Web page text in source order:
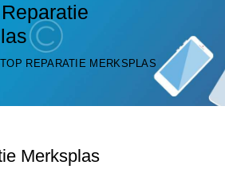
REPARATIE MERKSPLAS
Merksplas